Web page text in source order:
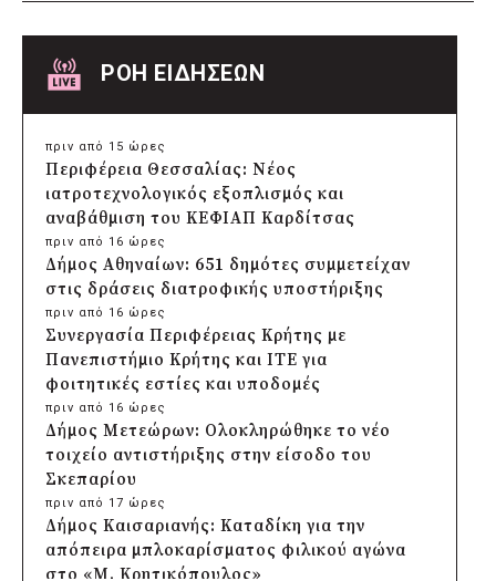
ΡΟΗ ΕΙΔΗΣΕΩΝ
πριν από 15 ώρες
Περιφέρεια Θεσσαλίας: Νέος
ιατροτεχνολογικός εξοπλισμός και
αναβάθμιση του ΚΕΦΙΑΠ Καρδίτσας
πριν από 16 ώρες
Δήμος Αθηναίων: 651 δημότες συμμετείχαν
στις δράσεις διατροφικής υποστήριξης
πριν από 16 ώρες
Συνεργασία Περιφέρειας Κρήτης με
Πανεπιστήμιο Κρήτης και ΙΤΕ για
φοιτητικές εστίες και υποδομές
πριν από 16 ώρες
Δήμος Μετεώρων: Ολοκληρώθηκε το νέο
τοιχείο αντιστήριξης στην είσοδο του
Σκεπαρίου
πριν από 17 ώρες
Δήμος Καισαριανής: Καταδίκη για την
απόπειρα μπλοκαρίσματος φιλικού αγώνα
στο «Μ. Κρητικόπουλος»